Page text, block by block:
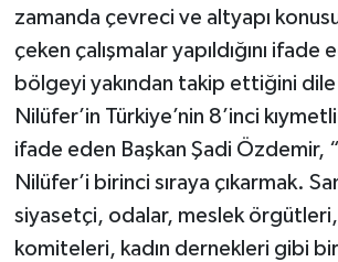
zamanda çevreci ve altyapı
çeken çalışmalar yapıldığını
bölgeyi yakından takip ettiğini
Nilüfer’in Türkiye’nin 8’inci
ifade eden Başkan Şadi Özdemir,
Nilüfer’i birinci sıraya çıkarmak.
siyasetçi, odalar, meslek
komiteleri, kadın dernekleri gibi